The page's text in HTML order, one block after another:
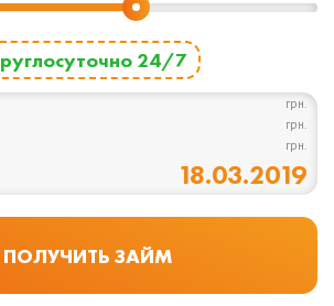
24/7
грн.
грн.
грн.
18.03.2019